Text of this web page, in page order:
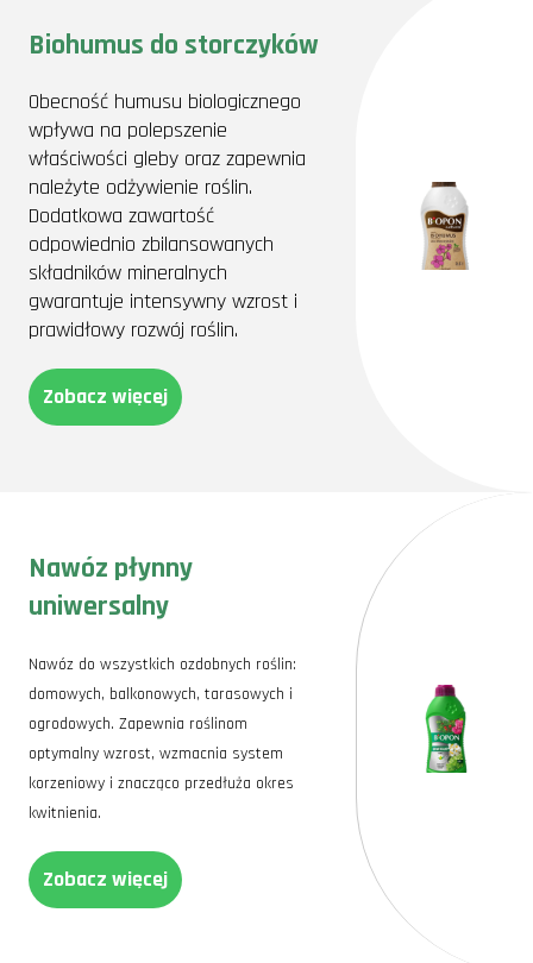
Biohumus do storczyków
Obecność humusu biologicznego
wpływa na polepszenie
właściwości gleby oraz zapewnia
należyte odżywienie roślin.
Dodatkowa zawartość
odpowiednio zbilansowanych
składników mineralnych
gwarantuje intensywny wzrost i
prawidłowy rozwój roślin.
Zobacz więcej
Nawóz płynny
uniwersalny
Nawóz do wszystkich ozdobnych roślin:
domowych, balkonowych, tarasowych i
ogrodowych. Zapewnia roślinom
optymalny wzrost, wzmacnia system
korzeniowy i znacząco przedłuża okres
kwitnienia.
Zobacz więcej